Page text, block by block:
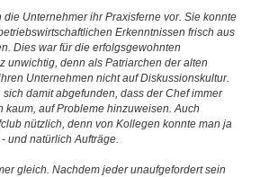
die Unternehmer ihr Praxisferne vor. Sie konnte
Erkenntnissen frisch aus
Dies war für die erfolgsgewohnten
unwichtig, denn als Patriarchen der alten
Unternehmen nicht auf Diskussionskultur.
damit abgefunden, dass der Chef immer
kaum, auf Probleme hinzuweisen. Auch
nützlich, denn von Kollegen konnte man ja
und natürlich Aufträge.
gleich. Nachdem jeder unaufgefordert sein